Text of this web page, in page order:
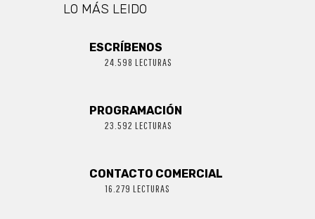
LO MÁS LEIDO
ESCRÍBENOS
24.598 LECTURAS
PROGRAMACIÓN
23.592 LECTURAS
CONTACTO COMERCIAL
16.279 LECTURAS